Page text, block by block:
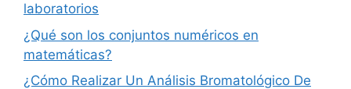
laboratorios
¿Qué son los conjuntos numéricos en
matemáticas?
¿Cómo Realizar Un Análisis Bromatológico De